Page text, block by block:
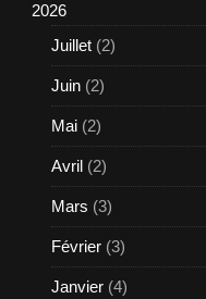
2026
Juillet (2)
Juin (2)
Mai (2)
Avril (2)
Mars (3)
Février (3)
Janvier (4)